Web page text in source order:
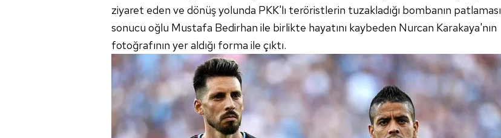
ziyaret eden ve dönüş yolunda PKK'lı teröristlerin tuzakladığı bombanın patlaması
sonucu oğlu Mustafa Bedirhan ile birlikte hayatını kaybeden Nurcan Karakaya'nın
fotoğrafının yer aldığı forma ile çıktı.